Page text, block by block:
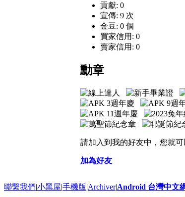
貢獻: 0
宣傳: 9 次
金豆: 0 個
買家信用: 0
賣家信用: 0
勳章
請加入到我的好友中，您就
加為好友
聯繫我們|小黑屋|手機版|Archiver|Android 台灣中文